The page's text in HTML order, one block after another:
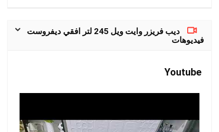
ديب فريزر وايت ويل 245 لتر افقي ديفروست
فيديوهات
Youtube